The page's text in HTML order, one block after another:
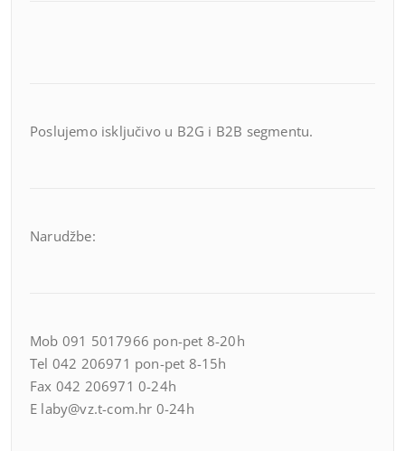
Poslujemo isključivo u B2G i B2B segmentu.
Narudžbe:
Mob 091 5017966 pon-pet 8-20h
Tel 042 206971 pon-pet 8-15h
Fax 042 206971 0-24h
E laby@vz.t-com.hr 0-24h